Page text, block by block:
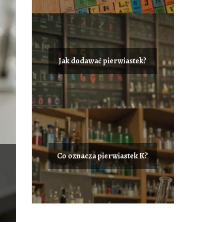
Jak dodawać pierwiastek?
Co oznacza pierwiastek K?